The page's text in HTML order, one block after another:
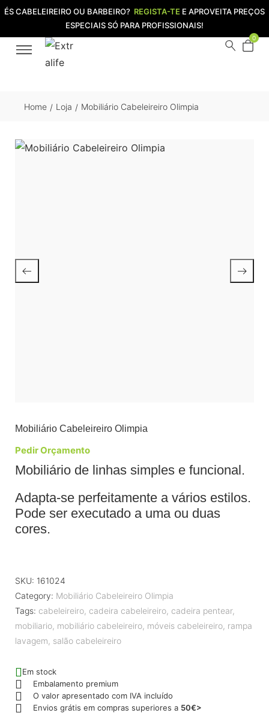
ÉS CABELEIREIRO OU BARBEIRO? REGISTA-TE E APROVEITA PREÇOS
ESPECIAIS SÓ PARA PROFISSIONAIS!
0
Home / Loja / Mobiliário Cabeleireiro Olimpia
Mobiliário Cabeleireiro Olimpia
Pedir Orçamento
Mobiliário de linhas simples e funcional.
Adapta-se perfeitamente a vários estilos.
Pode ser executado a uma ou duas
cores.
SKU: 161024
Category: Mobiliário Cabeleireiro Olimpia
Tags: cabeleireiro, cadeira cabeleireiro, cadeira pentear,
mobiliario, mobiliário cabeleireiro, móveis cabeleireiro, rampa
lavagem, salão cabeleireiro
Em stock
Embalamento premium
O valor apresentado com IVA incluído
Envios grátis em compras superiores a 50€>